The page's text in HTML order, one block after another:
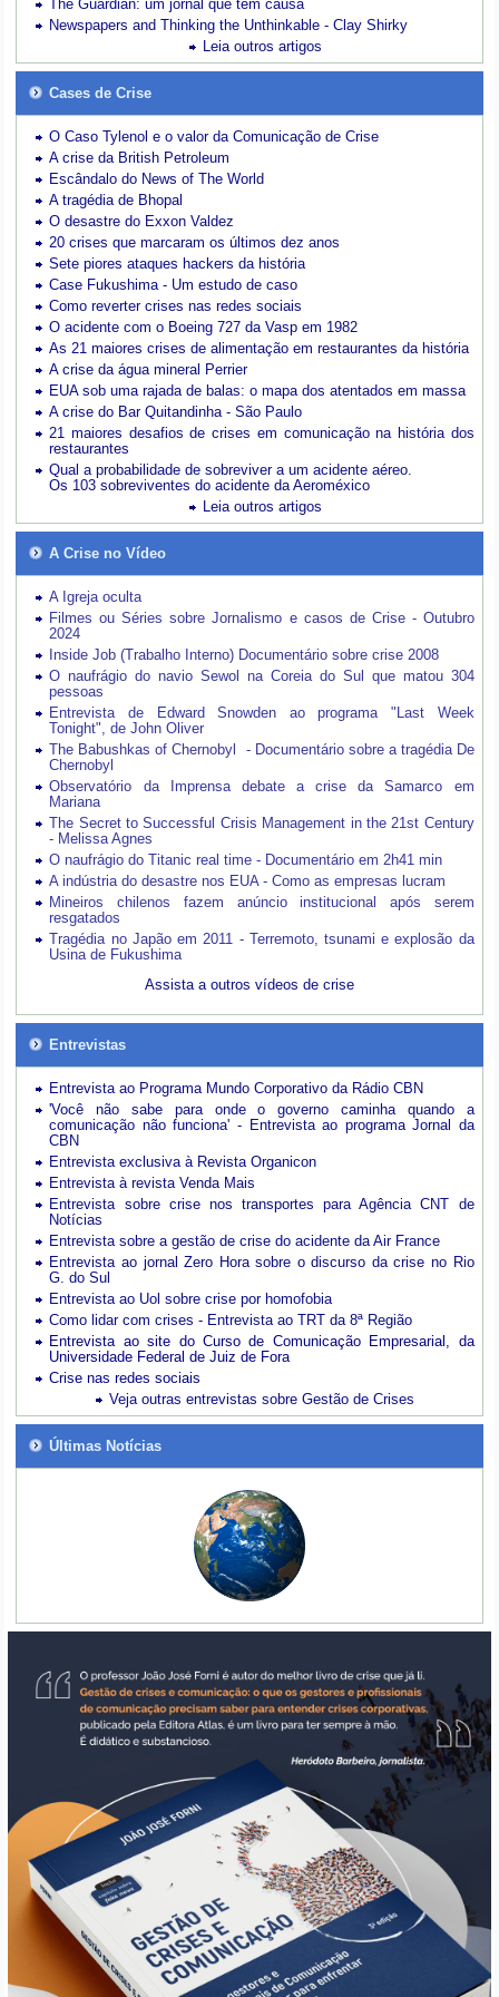
The Guardian: um jornal que tem causa
Newspapers and Thinking the Unthinkable - Clay Shirky
Leia outros artigos
Cases de Crise
O Caso Tylenol e o valor da Comunicação de Crise
A crise da British Petroleum
Escândalo do News of The World
A tragédia de Bhopal
O desastre do Exxon Valdez
20 crises que marcaram os últimos dez anos
Sete piores ataques hackers da história
Case Fukushima - Um estudo de caso
Como reverter crises nas redes sociais
O acidente com o Boeing 727 da Vasp em 1982
As 21 maiores crises de alimentação em restaurantes da história
A crise da água mineral Perrier
EUA sob uma rajada de balas: o mapa dos atentados em massa
A crise do Bar Quitandinha - São Paulo
21 maiores desafios de crises em comunicação na história dos
restaurantes
Qual a probabilidade de sobreviver a um acidente aéreo.
Os 103 sobreviventes do acidente da Aeroméxico
Leia outros artigos
A Crise no Vídeo
A Igreja oculta
Filmes ou Séries sobre Jornalismo e casos de Crise - Outubro
2024
Inside Job (Trabalho Interno) Documentário sobre crise 2008
O naufrágio do navio Sewol na Coreia do Sul que matou 304
pessoas
Entrevista de Edward Snowden ao programa "Last Week
Tonight", de John Oliver
The Babushkas of Chernobyl - Documentário sobre a tragédia De
Chernobyl
Observatório da Imprensa debate a crise da Samarco em
Mariana
The Secret to Successful Crisis Management in the 21st Century
- Melissa Agnes
O naufrágio do Titanic real time - Documentário em 2h41 min
A indústria do desastre nos EUA - Como as empresas lucram
Mineiros chilenos fazem anúncio institucional após serem
resgatados
Tragédia no Japão em 2011 - Terremoto, tsunami e explosão da
Usina de Fukushima
Assista a outros vídeos de crise
Entrevistas
Entrevista ao Programa Mundo Corporativo da Rádio CBN
'Você não sabe para onde o governo caminha quando a
comunicação não funciona' - Entrevista ao programa Jornal da
CBN
Entrevista exclusiva à Revista Organicon
Entrevista à revista Venda Mais
Entrevista sobre crise nos transportes para Agência CNT de
Notícias
Entrevista sobre a gestão de crise do acidente da Air France
Entrevista ao jornal Zero Hora sobre o discurso da crise no Rio
G. do Sul
Entrevista ao Uol sobre crise por homofobia
Como lidar com crises - Entrevista ao TRT da 8ª Região
Entrevista ao site do Curso de Comunicação Empresarial, da
Universidade Federal de Juiz de Fora
Crise nas redes sociais
Veja outras entrevistas sobre Gestão de Crises
Últimas Notícias